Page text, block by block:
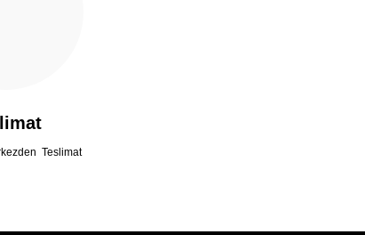
Teslimat